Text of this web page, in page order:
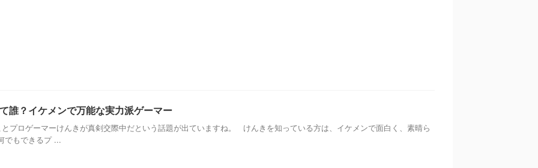
誰？イケメンで万能な実力派ゲーマー
プロゲーマーけんきが真剣交際中だという話題が出ていますね。 けんきを知っている方は、イケメンで面白く、素晴ら
でもできるプ ...